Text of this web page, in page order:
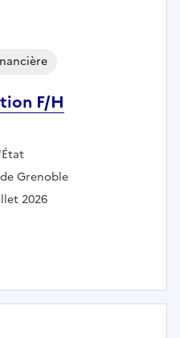
F/H
Grenoble
2026
de gestion F/H